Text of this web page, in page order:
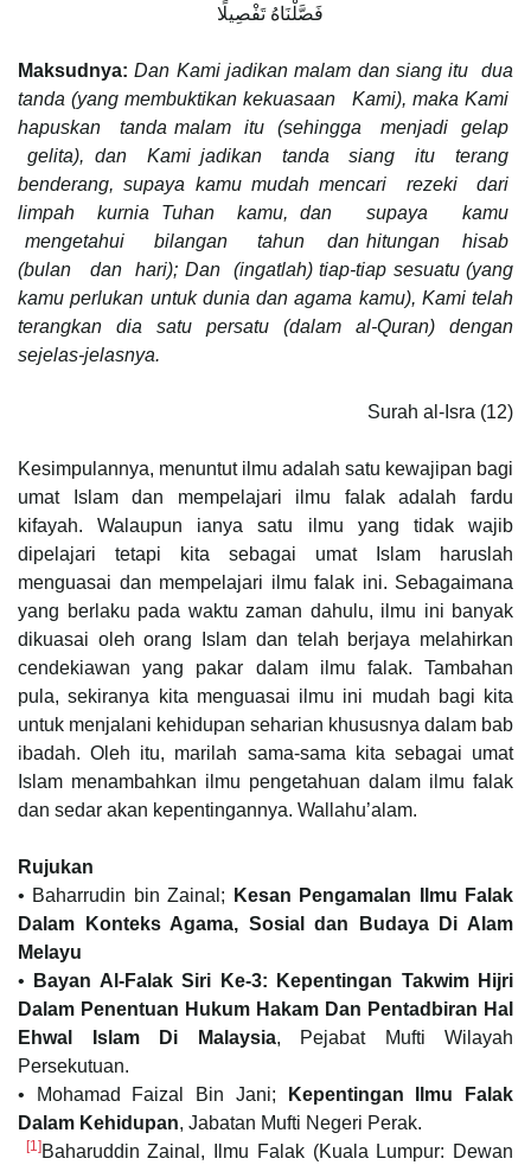
فَصَّلْنَاهُ تَفْصِيلًا
Maksudnya: Dan Kami jadikan malam dan siang itu dua
tanda (yang membuktikan kekuasaan Kami), maka Kami
hapuskan tanda malam itu (sehingga menjadi gelap
gelita), dan Kami jadikan tanda siang itu terang
benderang, supaya kamu mudah mencari rezeki dari
limpah kurnia Tuhan kamu, dan supaya kamu
mengetahui bilangan tahun dan hitungan hisab
(bulan dan hari); Dan (ingatlah) tiap-tiap sesuatu (yang
kamu perlukan untuk dunia dan agama kamu), Kami telah
terangkan dia satu persatu (dalam al-Quran) dengan
sejelas-jelasnya.
Surah al-Isra (12)
Kesimpulannya, menuntut ilmu adalah satu kewajipan bagi
umat Islam dan mempelajari ilmu falak adalah fardu
kifayah. Walaupun ianya satu ilmu yang tidak wajib
dipelajari tetapi kita sebagai umat Islam haruslah
menguasai dan mempelajari ilmu falak ini. Sebagaimana
yang berlaku pada waktu zaman dahulu, ilmu ini banyak
dikuasai oleh orang Islam dan telah berjaya melahirkan
cendekiawan yang pakar dalam ilmu falak. Tambahan
pula, sekiranya kita menguasai ilmu ini mudah bagi kita
untuk menjalani kehidupan seharian khususnya dalam bab
ibadah. Oleh itu, marilah sama-sama kita sebagai umat
Islam menambahkan ilmu pengetahuan dalam ilmu falak
dan sedar akan kepentingannya. Wallahu’alam.
Rujukan
• Baharrudin bin Zainal;
Kesan Pengamalan Ilmu Falak
Dalam Konteks Agama, Sosial dan Budaya Di Alam
Melayu
•
Bayan Al-Falak Siri Ke-3: Kepentingan Takwim Hijri
Dalam Penentuan Hukum Hakam Dan Pentadbiran Hal
Ehwal Islam Di Malaysia, Pejabat Mufti Wilayah
Persekutuan.
• Mohamad Faizal Bin Jani;
Kepentingan Ilmu Falak
Dalam Kehidupan, Jabatan Mufti Negeri Perak.
[1]Baharuddin Zainal, Ilmu Falak (Kuala Lumpur: Dewan